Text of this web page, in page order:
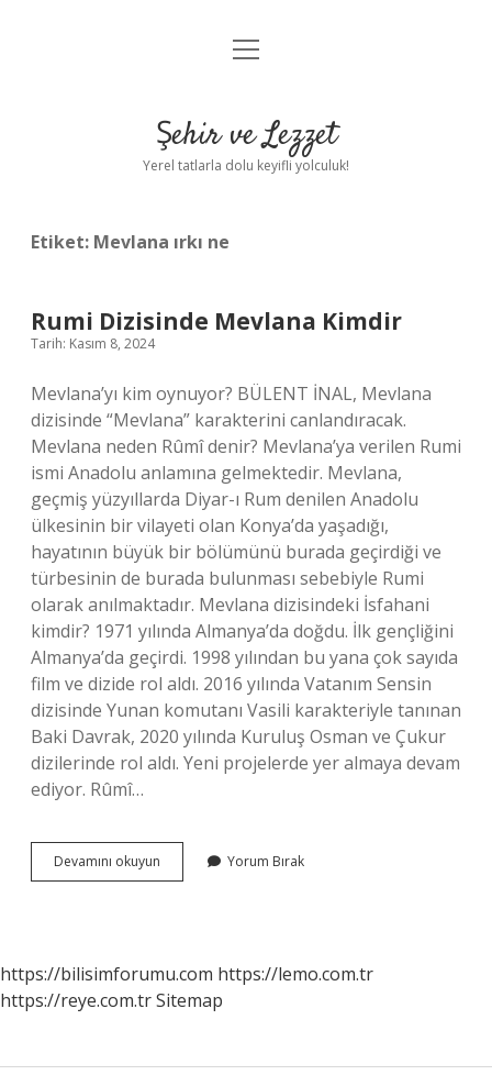
Anasayfa
Yasal Uyarı
menüyü
Şehir ve Lezzet
Yerel tatlarla dolu keyifli yolculuk!
Etiket: Mevlana ırkı ne
Rumi Dizisinde Mevlana Kimdir
Tarih: Kasım 8, 2024
Mevlana’yı kim oynuyor? BÜLENT İNAL, Mevlana
dizisinde “Mevlana” karakterini canlandıracak.
Mevlana neden Rûmî denir? Mevlana’ya verilen Rumi
ismi Anadolu anlamına gelmektedir. Mevlana,
geçmiş yüzyıllarda Diyar-ı Rum denilen Anadolu
ülkesinin bir vilayeti olan Konya’da yaşadığı,
hayatının büyük bir bölümünü burada geçirdiği ve
türbesinin de burada bulunması sebebiyle Rumi
olarak anılmaktadır. Mevlana dizisindeki İsfahani
kimdir? 1971 yılında Almanya’da doğdu. İlk gençliğini
Almanya’da geçirdi. 1998 yılından bu yana çok sayıda
film ve dizide rol aldı. 2016 yılında Vatanım Sensin
dizisinde Yunan komutanı Vasili karakteriyle tanınan
Baki Davrak, 2020 yılında Kuruluş Osman ve Çukur
dizilerinde rol aldı. Yeni projelerde yer almaya devam
ediyor. Rûmî…
Devamını okuyun
Dizisinde
Yorum Bırak
https://bilisimforumu.com https://lemo.com.tr
https://reye.com.trSitemap